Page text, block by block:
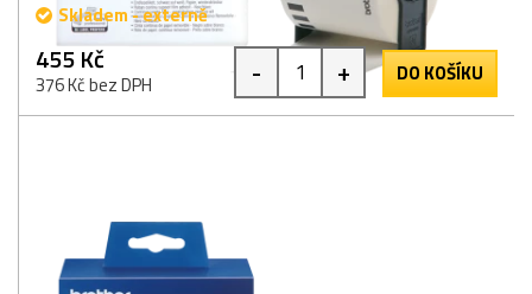
Skladem - externě
455 Kč
376 Kč bez DPH - + DO KOŠÍKU